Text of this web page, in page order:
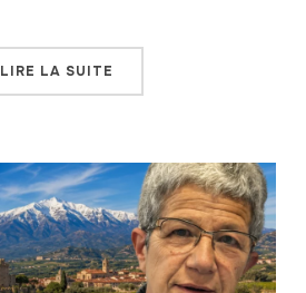
LIRE LA SUITE